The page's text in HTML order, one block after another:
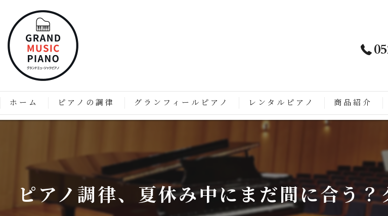
ホーム ピアノの調律
価格表
グランフィールピアノ
グランフィールピアノの特徴
グランフィールピアノのここがすごい
グランドピアノのようなアップライトピアノに生まれ変わるまでの流れ
レンタルピアノ 商品紹介
ピアノ調律、夏休み中にまだ間に合う